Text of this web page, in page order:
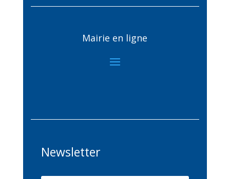
Mairie en ligne
Newsletter